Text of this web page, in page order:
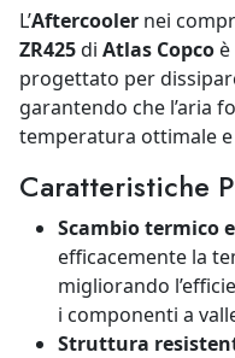
L’Aftercooler nei
ZR425di Atlas Copco
progettato per
garantendo che l’aria
temperatura ottimale
Caratteristiche
Scambio termico
efficacemente la
migliorando
i componenti a
Struttura